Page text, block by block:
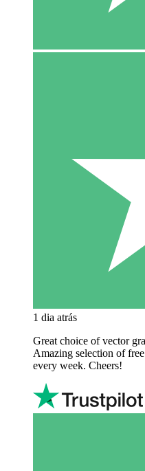
1 dia atrás
Great choice of vector
Amazing selection of
every week. Cheers!